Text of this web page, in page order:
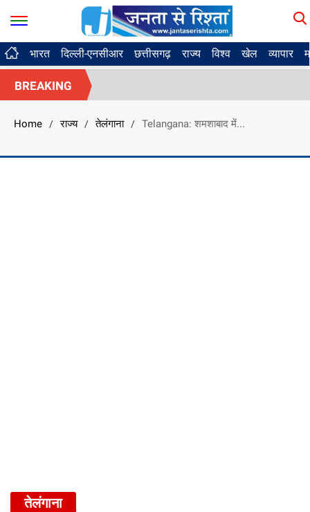
भारत दिल्ली-एनसीआर छत्तीसगढ़ राज्य विश्व खेल व्यापार
BREAKING
Home / राज्य / तेलंगाना / Telangana: शमशाबाद में...
तेलंगाना